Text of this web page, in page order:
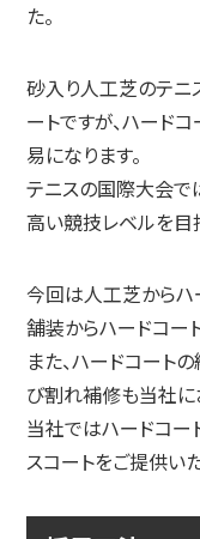
た。
砂入り人工芝のテニ
ートですが、ハード
易になります。
テニスの国際大会で
高い競技レベルを目
今回は人工芝からハ
舗装からハードコー
また、ハードコート
び割れ補修も当社に
当社ではハードコー
スコートをご提供い